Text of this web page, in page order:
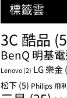
標籤雲
3C 酷品
BenQ 明基
Lenovo (2) LG 樂金
松下 (5) Philips 飛